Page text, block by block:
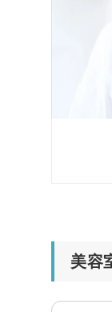
美容